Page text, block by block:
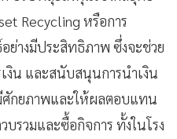
Recycling หรือการ
างมีประสิทธิภาพ ซึ่งจะช่วย
เงิน และสนับสนุนการนำเงิน
ศักยภาพและให้ผลตอบแทน
บรวมและซื้อกิจการ ทั้งในโรง